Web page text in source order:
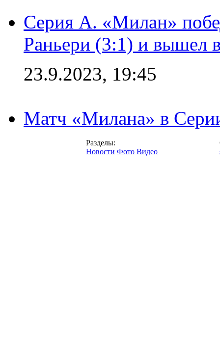
Серия А. «Милан»
Раньери (3:1) и вышел
23.9.2023, 19:45
Матч «Милана» в
Разделы:
Новости Фото Видео